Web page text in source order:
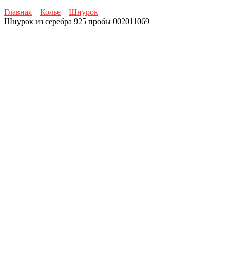
Главная
Колье
Шнурок
Шнурок из серебра 925 пробы 002011069